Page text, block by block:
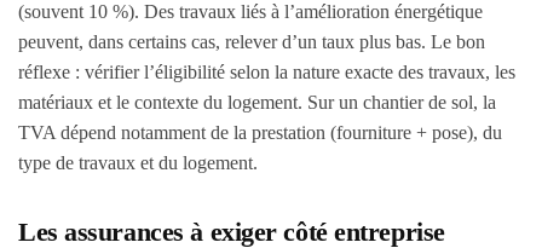
(souvent 10 %). Des travaux liés à l’amélioration énergétique
peuvent, dans certains cas, relever d’un taux plus bas. Le bon
réflexe : vérifier l’éligibilité selon la nature exacte des travaux, les
matériaux et le contexte du logement. Sur un chantier de sol, la
TVA dépend notamment de la prestation (fourniture + pose), du
type de travaux et du logement.
Les assurances à exiger côté entreprise